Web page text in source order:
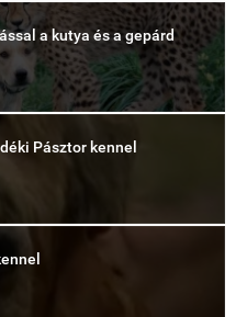
a kutya és a gepárd
Pásztor kennel